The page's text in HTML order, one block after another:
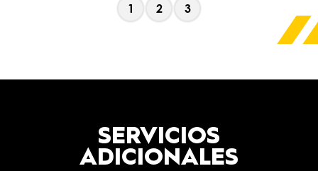
1 2 3
SERVICIOS
ADICIONALES